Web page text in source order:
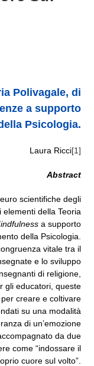
Polivagale, di
a supporto
Psicologia.
Laura Ricci[1]
Abstract
scientifiche degli
elementi della Teoria
a supporto
della Psicologia.
vitale tra il
e lo sviluppo
di religione,
gli educatori, queste
creare e coltivare
su una modalità
di un’emozione
da due
come “indossare il
cuore sul volto”.